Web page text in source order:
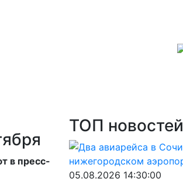
в пресс-
ТОП новостей
05.08.2026 14:30:00